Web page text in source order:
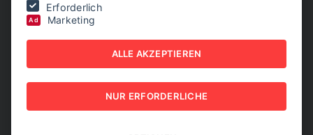
1/2026
|System unter Spannung
SYSTEM UNTER
SPANNUNG
NEW BUSINESS EXPORT - NB EXPORT 1/2026
Erforderlich
Ad Marketing
ALLE AKZEPTIEREN
NUR ERFORDERLICHE